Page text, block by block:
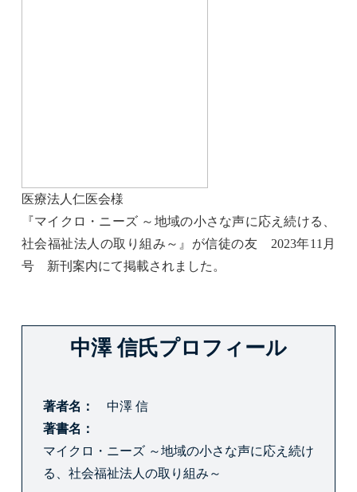
医療法人仁医会様
『マイクロ・ニーズ ～地域の小さな声に応え続ける、
社会福祉法人の取り組み～』が信徒の友 2023年11月
号 新刊案内にて掲載されました。
中澤 信氏プロフィール
著者名
中澤 信
著書名
マイクロ・ニーズ ～地域の小さな声に応え続け
る、社会福祉法人の取り組み～